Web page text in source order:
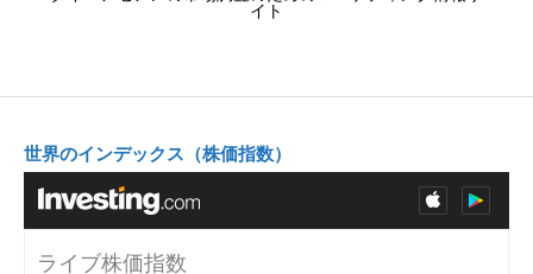
イト
世界のインデックス（株価指数）